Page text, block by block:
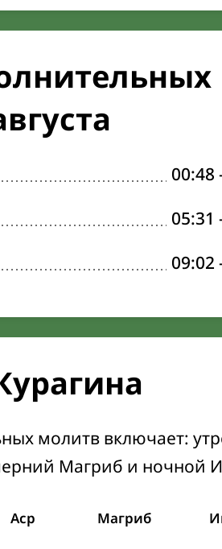
00:48
05:31
09:02
молитв включает:
Магриб и ночной
Аср Магриб